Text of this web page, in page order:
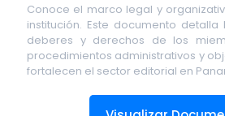
Conoce el marco legal y
institución. Este documento detalla
deberes y derechos de los
procedimientos administrativos y
fortalecen el sector editorial en